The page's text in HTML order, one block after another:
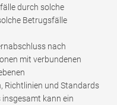
durch solche
Betrugsfälle
nach
mit verbundenen
Richtlinien und Standards
kann ein